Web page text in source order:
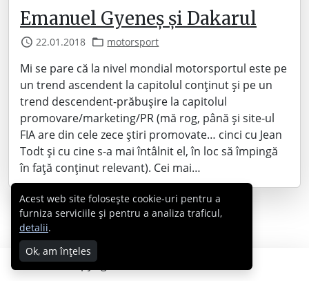
Emanuel Gyeneș și Dakarul
22.01.2018 motorsport
Mi se pare că la nivel mondial motorsportul este pe
un trend ascendent la capitolul conținut și pe un
trend descendent-prăbușire la capitolul
promovare/marketing/PR (mă rog, până și site-ul
FIA are din cele zece știri promovate… cinci cu Jean
Todt și cu cine s-a mai întâlnit el, în loc să împingă
în față conținut relevant). Cei mai…
Copyright © 2007 - 2026 Cabral.ro
Acest web site folosește cookie-uri pentru a
furniza serviciile și pentru a analiza traficul,
detalii.
Ok, am înțeles